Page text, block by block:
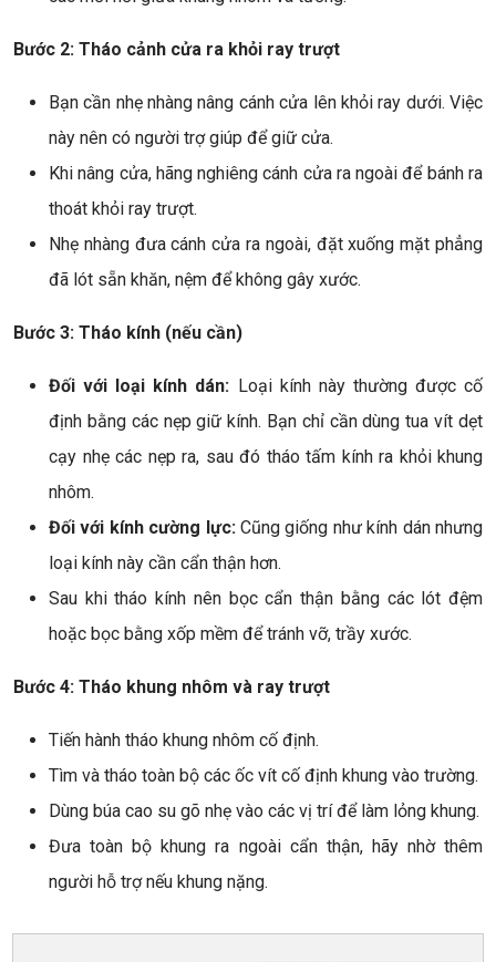
Bước 2: Tháo cảnh cửa ra khỏi ray trượt
Bạn cần nhẹ nhàng nâng cánh cửa lên khỏi ray dưới. Việc
này nên có người trợ giúp để giữ cửa.
Khi nâng cửa, hãng nghiêng cánh cửa ra ngoài để bánh ra
thoát khỏi ray trượt.
Nhẹ nhàng đưa cánh cửa ra ngoài, đặt xuống mặt phẳng
đã lót sẵn khăn, nệm để không gây xước.
Bước 3: Tháo kính (nếu cần)
Đối với loại kính dán: Loại kính này thường được cố
định bằng các nẹp giữ kính. Bạn chỉ cần dùng tua vít dẹt
cạy nhẹ các nẹp ra, sau đó tháo tấm kính ra khỏi khung
nhôm.
Đối với kính cường lực:Cũng giống như kính dán nhưng
loại kính này cần cẩn thận hơn.
Sau khi tháo kính nên bọc cẩn thận bằng các lót đệm
hoặc bọc bằng xốp mềm để tránh vỡ, trầy xước.
Bước 4: Tháo khung nhôm và ray trượt
Tiến hành tháo khung nhôm cố định.
Tìm và tháo toàn bộ các ốc vít cố định khung vào trường.
Dùng búa cao su gõ nhẹ vào các vị trí để làm lỏng khung.
Đưa toàn bộ khung ra ngoài cẩn thận, hãy nhờ thêm
người hỗ trợ nếu khung nặng.